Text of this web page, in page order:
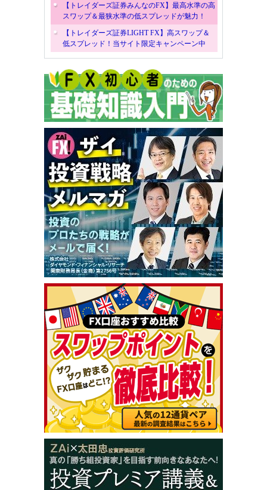
【トレイダーズ証券みんなのFX】最高水準の高
スワップ＆最狭水準の低スプレッドが魅力！
【トレイダーズ証券LIGHT FX】高スワップ＆
低スプレッド！当サイト限定キャンペーン中